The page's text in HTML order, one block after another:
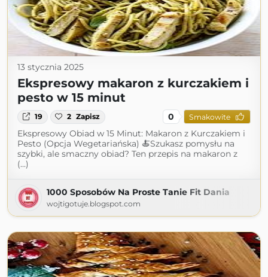
13 stycznia 2025
Ekspresowy makaron z kurczakiem i
pesto w 15 minut
19 2 Zapisz 0 Smakowite
Ekspresowy Obiad w 15 Minut: Makaron z Kurczakiem i
Pesto (Opcja Wegetariańska) 🍝Szukasz pomysłu na
szybki, ale smaczny obiad? Ten przepis na makaron z
(...)
1000 Sposobów Na Proste Tanie Fit Dania
wojtigotuje.blogspot.com